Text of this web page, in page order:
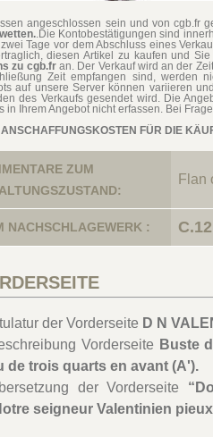
angeschlossen sein und von cgb.fr
.Die Kontobestätigungen sind
Tage vor dem Abschluss eines
diesen Artikel zu kaufen und
zu cgb.fran. Der Verkauf wird an der
Zeit empfangen sind, werden
auf unsere Server können variieren
des Verkaufs gesendet wird. Die
in Ihrem Angebot nicht erfassen. Bei
FÜR DIE
ZUM
Flan
NACHSCHLAGEWERK : C.12
der Vorderseite D N
Vorderseite Buste
de trois quarts en avant (A').
der Vorderseite
seigneur Valentinien